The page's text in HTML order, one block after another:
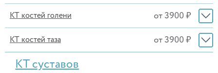
КТ костей голени от 3900 ₽
КТ костей таза от 3900 ₽
КТ суставов